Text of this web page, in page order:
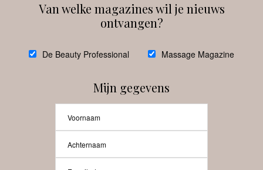
debeautyprofessional
Van welke magazines wil je nieuws
ontvangen?
De Beauty Professional Massage Magazine
Mijn gegevens